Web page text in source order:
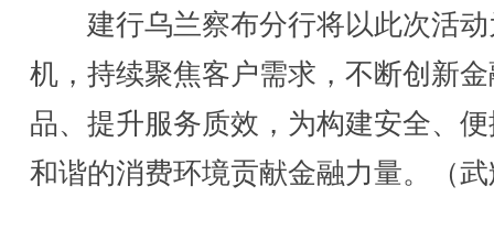
建行乌兰察布分行将以此次活动
机，持续聚焦客户需求，不断创新
品、提升服务质效，为构建安全、
和谐的消费环境贡献金融力量。（